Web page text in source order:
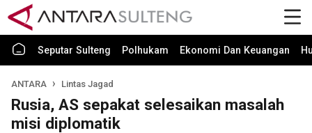
Seputar Sulteng Polhukam Ekonomi Dan Keuangan
ANTARA Lintas Jagad
Rusia, AS sepakat selesaikan masalah
misi diplomatik